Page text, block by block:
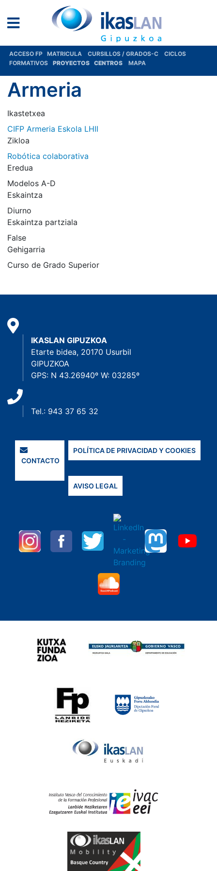
ACCESO FP MATRICULA CURSILLOS / GRADOS-C
CICLOS
FORMATIVOS
PROYECTOS CENTROS MAPA
Armeria
Ikastetxea
CIFP Armeria Eskola LHII
Zikloa
Robótica colaborativa
Eredua
Modelos A-D
Eskaintza
Diurno
Eskaintza partziala
False
Gehigarria
Curso de Grado Superior
IKASLAN GIPUZKOA
Etarte bidea, 20170 Usurbil
GIPUZKOA
GPS: N 43.26940º W: 03285º
Tel.: 943 37 65 32
CONTACTO
POLÍTICA DE PRIVACIDAD Y COOKIES
AVISO LEGAL